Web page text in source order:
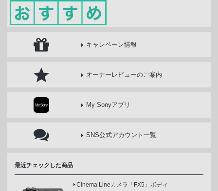
キャンペーン情報
オーナーレビューのご案内
My Sonyアプリ
SNS公式アカウント一覧
最近チェックした商品
Cinema Lineカメラ「FX5」ボディ